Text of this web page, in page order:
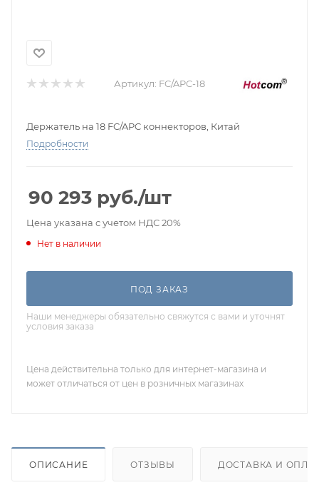
Артикул: FC/APC-18
Держатель на 18 FC/APC коннекторов, Китай
Подробности
90 293 руб./шт
Цена указана с учетом НДС 20%
Нет в наличии
ПОД ЗАКАЗ
Наши менеджеры обязательно свяжутся с вами и уточнят
условия заказа
Цена действительна только для интернет-магазина и
может отличаться от цен в розничных магазинах
ОПИСАНИЕ ОТЗЫВЫ ДОСТАВКА И